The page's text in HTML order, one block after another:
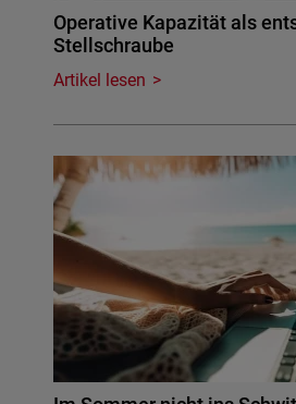
Operative Kapazität als
Stellschraube
Artikel lesen